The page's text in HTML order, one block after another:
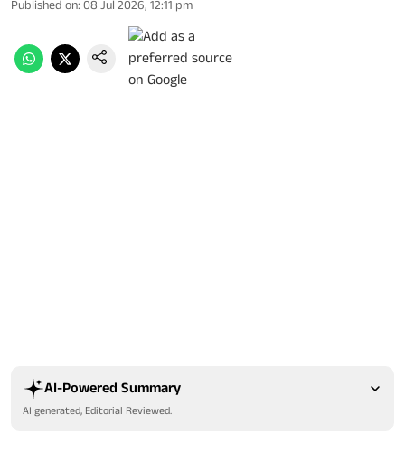
Published on: 08 Jul 2026, 12:11 pm
AI-Powered Summary
AI generated, Editorial Reviewed.